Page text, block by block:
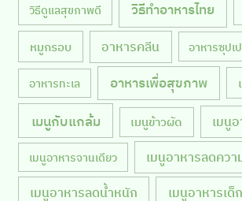
วิธีดูแลสุขภาพดี วิธีทำอาหารไทย
หมูกรอบ อาหารคลีน อาหารซุปเ
อาหารทะเล อาหารเพื่อสุขภาพ
เมนูกับแกล้ม เมนูข้าวผัด เมนู
เมนูอาหารจานเดียว เมนูอาหารลดคว
เมนูอาหารลดน้ำหนัก เมนูอาหารเด็ก